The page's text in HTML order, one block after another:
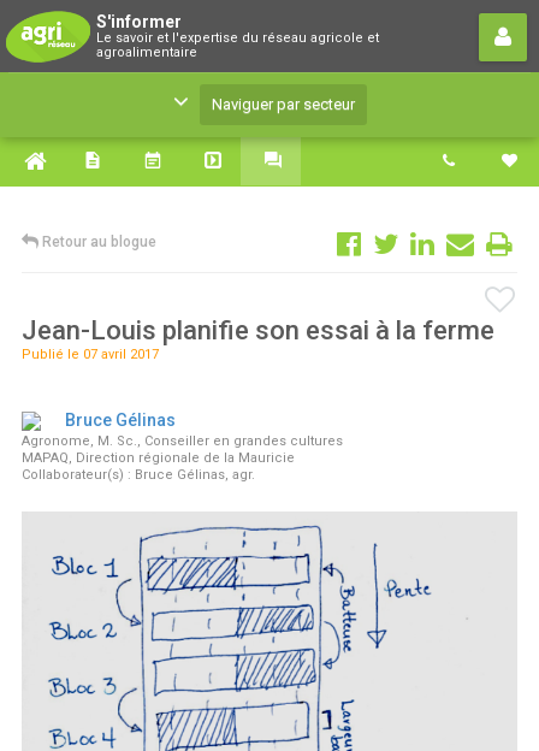
S'informer
Le savoir et l'expertise du réseau agricole et
agroalimentaire
Le savoir et l'expertise du réseau agricole et
agroalimentaire
Naviguer par secteur
Retour au blogue
Jean-Louis planifie son essai à la ferme
Publié le 07 avril 2017
Bruce Gélinas
Agronome, M. Sc., Conseiller en grandes cultures
MAPAQ, Direction régionale de la Mauricie
Collaborateur(s) : Bruce Gélinas, agr.